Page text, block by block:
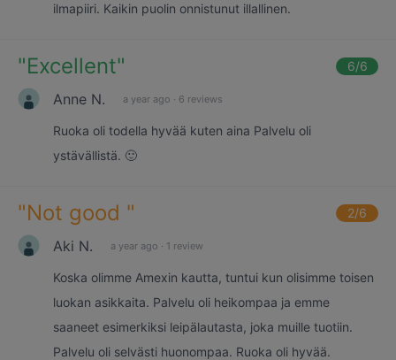
ilmapiiri. Kaikin puolin onnistunut illallinen.
"Excellent" 6/6
Anne N. a year ago · 6 reviews
Ruoka oli todella hyvää kuten aina Palvelu oli
ystävällistä. 🙂
"Not good " 2/6
Aki N. a year ago · 1 review
Koska olimme Amexin kautta, tuntui kun olisimme toisen
luokan asikkaita. Palvelu oli heikompaa ja emme
saaneet esimerkiksi leipälautasta, joka muille tuotiin.
Palvelu oli selvästi huonompaa. Ruoka oli hyvää.